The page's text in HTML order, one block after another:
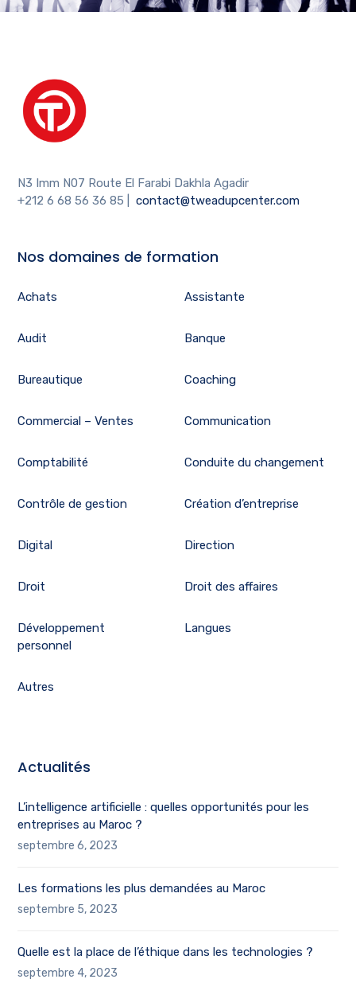
N3 Imm N07 Route El Farabi Dakhla Agadir
+212 6 68 56 36 85
|contact@tweadupcenter.com
Nos domaines de formation
Achats Assistante
Audit Banque
Bureautique Coaching
Commercial – Ventes Communication
Comptabilité Conduite du changement
Contrôle de gestion Création d’entreprise
Digital Direction
Droit Droit des affaires
Développement
personnel
Langues
Autres
Actualités
L’intelligence artificielle : quelles opportunités pour les
entreprises au Maroc ?
septembre 6, 2023
Les formations les plus demandées au Maroc
septembre 5, 2023
Quelle est la place de l’éthique dans les technologies ?
septembre 4, 2023